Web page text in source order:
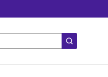
indsend